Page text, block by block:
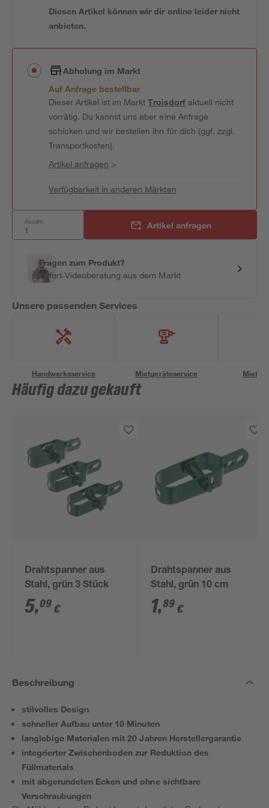
Diesen Artikel können wir dir online leider nicht
anbieten.
Abholung im Markt
Auf Anfrage bestellbar
Dieser Artikel ist im MarktTroisdorfaktuell nicht
vorrätig. Du kannst uns aber eine Anfrage
schicken und wir bestellen ihn für dich (ggf. zzgl.
Transportkosten).
Artikel anfragen >
Verfügbarkeit in anderen Märkten
Anzahl: Artikel anfragen
Fragen zum Produkt?
Sofort-Videoberatung aus dem Markt
Unsere passenden Services
Handwerksservice Mietgeräteservice
Häufig dazu gekauft
Drahtspanner aus
Stahl, grün 3 Stück
5,09 €
Drahtspanner aus
Stahl, grün 10 cm
1,89 €
Beschreibung
stilvolles Design
schneller Aufbau unter 10 Minuten
langlebige Materialen mit 20 Jahren Herstellergarantie
integrierter Zwischenboden zur Reduktion des
Füllmaterials
mit abgerundeten Ecken und ohne sichtbare
Verschraubungen